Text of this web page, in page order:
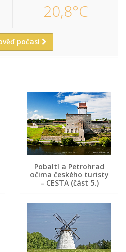
20,8°C
počasí
Pobaltí a Petrohrad
očima českého turisty
– CESTA (část 5.)